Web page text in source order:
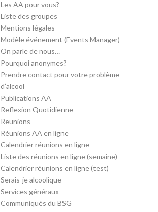
Les AA pour vous?
Liste des groupes
Mentions légales
Modèle événement (Events Manager)
On parle de nous…
Pourquoi anonymes?
Prendre contact pour votre problème
d’alcool
Publications AA
Reflexion Quotidienne
Reunions
Réunions AA en ligne
Calendrier réunions en ligne
Liste des réunions en ligne (semaine)
Calendrier réunions en ligne (test)
Serais-je alcoolique
Services généraux
Communiqués du BSG